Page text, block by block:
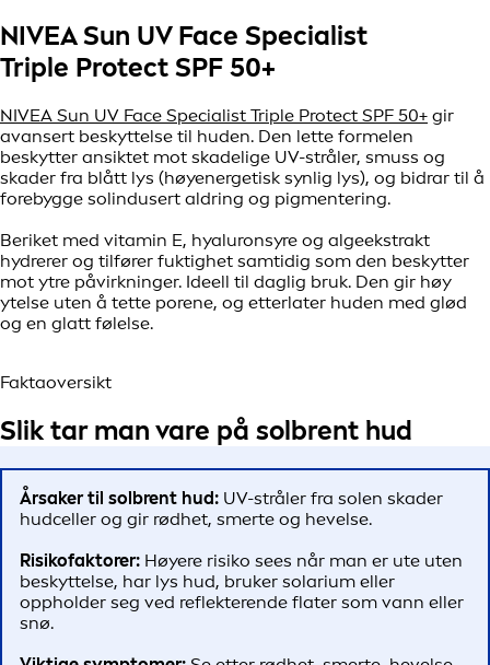
NIVEA Sun UV Face Specialist
Triple Protect SPF 50+
NIVEA Sun UV Face Specialist Triple Protect SPF 50+ gir
avansert beskyttelse til huden. Den lette formelen
beskytter ansiktet mot skadelige UV-stråler, smuss og
skader fra blått lys (høyenergetisk synlig lys), og bidrar til å
forebygge solindusert aldring og pigmentering.
Beriket med vitamin E, hyaluronsyre og algeekstrakt
hydrerer og tilfører fuktighet samtidig som den beskytter
mot ytre påvirkninger. Ideell til daglig bruk. Den gir høy
ytelse uten å tette porene, og etterlater huden med glød
og en glatt følelse.
Faktaoversikt
Slik tar man vare på solbrent hud
Årsaker til solbrent hud: UV-stråler fra solen skader
hudceller og gir rødhet, smerte og hevelse.
Risikofaktorer: Høyere risiko sees når man er ute uten
beskyttelse, har lys hud, bruker solarium eller
oppholder seg ved reflekterende flater som vann eller
snø.